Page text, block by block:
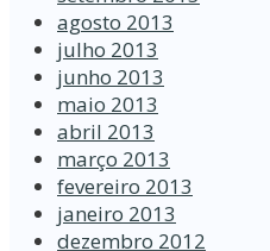
agosto 2013
julho 2013
junho 2013
maio 2013
abril 2013
março 2013
fevereiro 2013
janeiro 2013
dezembro 2012